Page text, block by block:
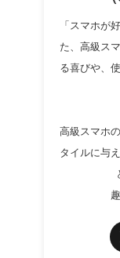
「スマホが
た、高級ス
る喜びや、
高級スマホ
タイルに与